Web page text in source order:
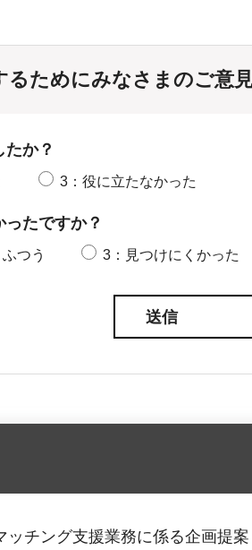
ためにみなさまのご意
か？
3：役に立たなかった
たですか？
つう 3：見つけにくかった
チング支援業務に係る企画提案